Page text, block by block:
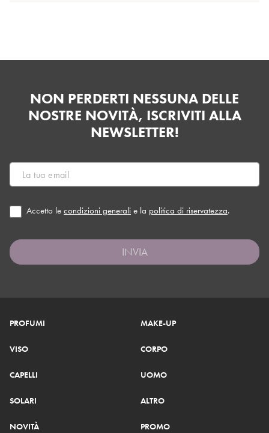
NON PERDERTI NESSUNA DELLE
NOSTRE NOVITÀ, ISCRIVITI ALLA
NEWSLETTER!
Accetto le condizioni generali e la politica di riservatezza.
INVIA
PROFUMI MAKE-UP
VISO CORPO
CAPELLI UOMO
SOLARI ALTRO
NOVITÀ PROMO